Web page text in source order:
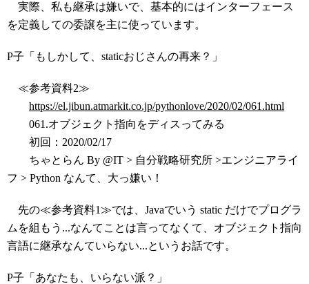
実際、私も継承は嫌いで、基本的にはインターフェース
を定義しての委譲を主に使っています。
P子「もしかして、staticおじさんの再来？」
≪参考資料2≫
https://el.jibun.atmarkit.co.jp/pythonlove/2020/02/061.html
061.オブジェクト指向をディスってみる
初回：2020/02/17
ちゃとらん By @IT > 自分戦略研究所 >エンジニアライ
フ > Python なんて、大っ嫌い！
先の≪参考資料1≫では、Javaでいう static だけでプログラ
ムを組もう...なんてことは言ってなくて、オブジェクト指向
言語に継承なんていらない...というお話です。
P子「あなたも、いらない派？」